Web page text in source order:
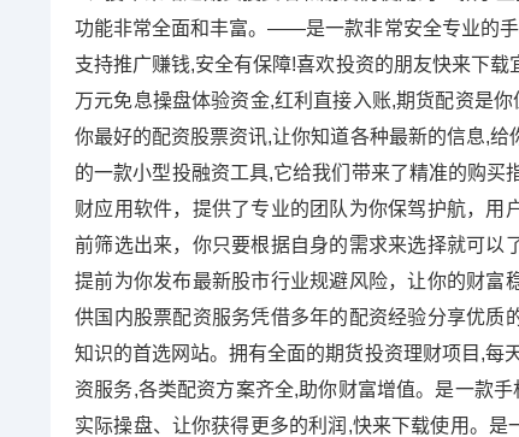
功能非常全面和丰富。——是一款非常安全专业的
支持推广赚钱,安全有保障!喜欢投资的朋友快来下
万元免息操盘体验资金,红利直接入账,期货配资是
你最好的配资股票资讯,让你知道各种最新的信息,
的一款小型投融资工具,它给我们带来了精准的购
财应用软件，提供了专业的团队为你保驾护航，
前筛选出来，你只要根据自身的需求来选择就可以
提前为你发布最新股市行业规避风险，让你的财
供国内股票配资服务凭借多年的配资经验分享优质
知识的首选网站。拥有全面的期货投资理财项目,每
资服务,各类配资方案齐全,助你财富增值。是一款
实际操盘、让你获得更多的利润,快来下载使用。